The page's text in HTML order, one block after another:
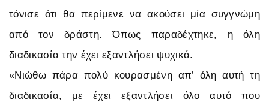
τόνισε ότι θα περίμενε να ακούσει μία συγγνώμη
από τον δράστη. Όπως παραδέχτηκε, η όλη
διαδικασία την έχει εξαντλήσει ψυχικά.
«Νιώθω πάρα πολύ κουρασμένη απ’ όλη αυτή τη
διαδικασία, με έχει εξαντλήσει όλο αυτό που